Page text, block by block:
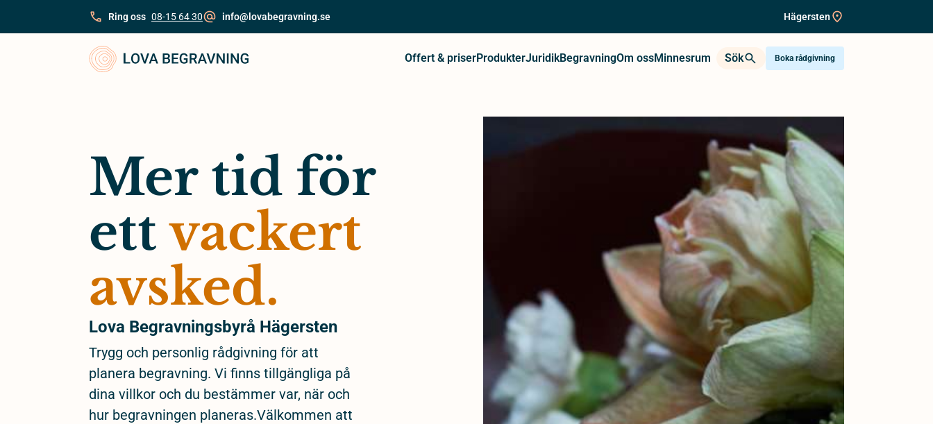
Ring oss 08-15 64 30 info@lovabegravning.se Hägersten
Offert & priserProdukterJuridikBegravningOm ossMinnesrum Sök Boka rådgivning
Mer tid för
ett vackert
avsked.
Lova Begravningsbyrå Hägersten
Trygg och personlig rådgivning för att
planera begravning. Vi finns tillgängliga på
dina villkor och du bestämmer var, när och
hur begravningen planeras.Välkommen att